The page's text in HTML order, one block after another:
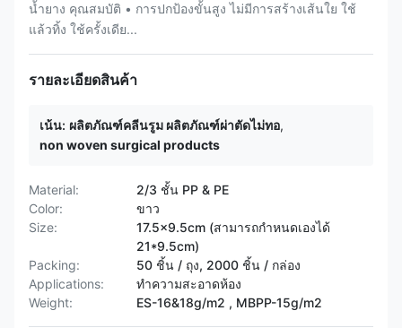
น้ำยาง คุณสมบัติ • การปกป้องขั้นสูง ไม่มีการสร้างเส้นใย ใช้
แล้วทิ้ง ใช้ครั้งเดีย...
รายละเอียดสินค้า
เน้น: ผลิตภัณฑ์คลีนรูม ผลิตภัณฑ์ผ่าตัดไม่ทอ,
non woven surgical products
Material:
2/3 ชั้น PP & PE
Color:
ขาว
Size:
17.5x9.5cm (สามารถกำหนดเองได้
21*9.5cm)
Packing:
50 ชิ้น / ถุง, 2000 ชิ้น / กล่อง
Applications:
ทำความสะอาดห้อง
Weight:
ES-16&18g/m2 , MBPP-15g/m2